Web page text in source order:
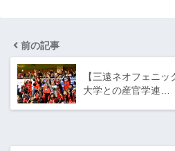
前の記事
【三遠ネオフェニ
大学との産官学連…